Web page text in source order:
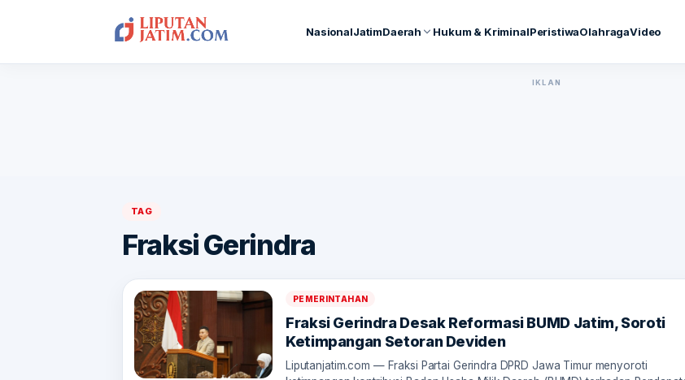
NasionalJatimDaerah Hukum & KriminalPeristiwaOlahragaVideo
IKLAN
TAG
Fraksi Gerindra
PEMERINTAHAN
Fraksi Gerindra Desak Reformasi BUMD Jatim, Soroti
Ketimpangan Setoran Deviden
Liputanjatim.com — Fraksi Partai Gerindra DPRD Jawa Timur menyoroti